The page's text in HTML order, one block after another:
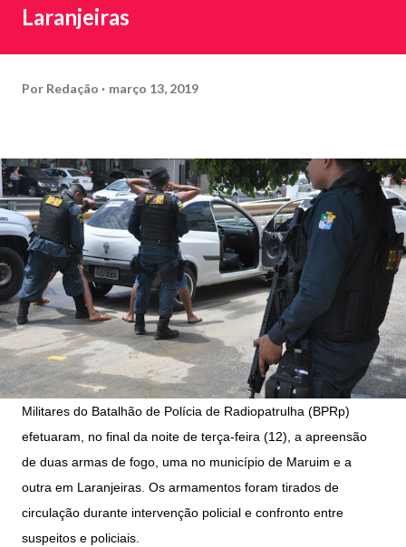
Laranjeiras
Por Redação março 13, 2019
Militares do Batalhão de Polícia de Radiopatrulha (BPRp)
efetuaram, no final da noite de terça-feira (12), a apreensão
de duas armas de fogo, uma no município de Maruim e a
outra em Laranjeiras. Os armamentos foram tirados de
circulação durante intervenção policial e confronto entre
suspeitos e policiais.